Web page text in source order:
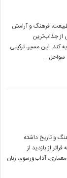
طبیعت، فرهنگ و آرامش
از جذاب‌ترین
کند. این مسیر، ترکیبی
سواحل …
و تاریخ داشته
از بازدید از
آداب‌ورسوم، زبان